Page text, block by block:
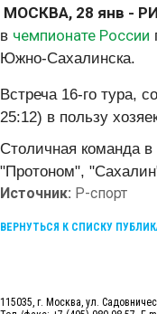
МОСКВА, 28 янв -
в чемпионате России
Южно-Сахалинска.
Встреча 16-го тура,
25:12) в пользу
Столичная команда
"Протоном",
Источник: Р-спорт
ВЕРНУТЬСЯ К СПИСКУ
115035, г. Москва, ул.